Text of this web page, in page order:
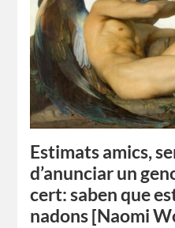
Estimats amics,
d’anunciar un
cert: saben que
nadons [Naomi